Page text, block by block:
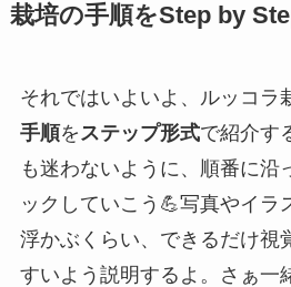
栽培の手順をStep by
それではいよいよ、ルッコラ
手順を ステップ形式で紹介す
も迷わないように、順番に沿
ックしていこう💪写真やイラ
浮かぶくらい、できるだけ視
すいよう説明するよ。さぁ一